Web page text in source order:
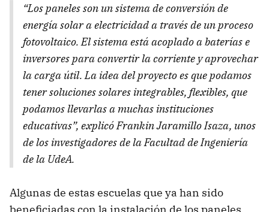
“Los paneles son un sistema de conversión de
energía solar a electricidad a través de un proceso
fotovoltaico. El sistema está acoplado a baterías e
inversores para convertir la corriente y aprovechar
la carga útil. La idea del proyecto es que podamos
tener soluciones solares integrables, flexibles, que
podamos llevarlas a muchas instituciones
educativas”, explicó Frankin Jaramillo Isaza, unos
de los investigadores de la Facultad de Ingeniería
de la UdeA.
Algunas de estas escuelas que ya han sido
beneficiadas con la instalación de los paneles,